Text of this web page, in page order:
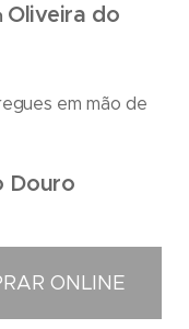
Oliveira do
em mão de
Douro
ONLINE